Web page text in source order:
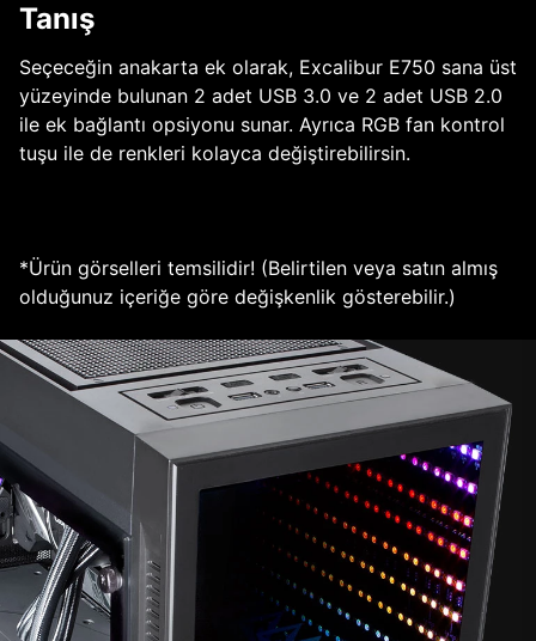
Tanış
Seçeceğin anakarta ek olarak, Excalibur E750 sana üst
yüzeyinde bulunan 2 adet USB 3.0 ve 2 adet USB 2.0
ile ek bağlantı opsiyonu sunar. Ayrıca RGB fan kontrol
tuşu ile de renkleri kolayca değiştirebilirsin.
*Ürün görselleri temsilidir! (Belirtilen veya satın almış
olduğunuz içeriğe göre değişkenlik gösterebilir.)